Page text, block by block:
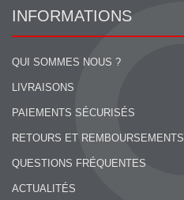
INFORMATIONS
QUI SOMMES NOUS ?
LIVRAISONS
PAIEMENTS SÉCURISÉS
RETOURS ET REMBOURSEMENTS
QUESTIONS FRÉQUENTES
ACTUALITÉS